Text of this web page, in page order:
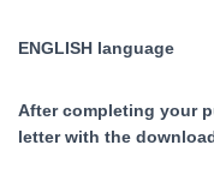
ENGLISH language
After completing your
letter with the